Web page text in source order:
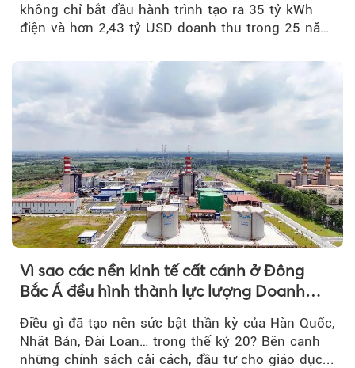
không chỉ bắt đầu hành trình tạo ra 35 tỷ kWh
điện và hơn 2,43 tỷ USD doanh thu trong 25 năm
Vì sao các nền kinh tế cất cánh ở Đông
Bắc Á đều hình thành lực lượng Doanh
Điều gì đã tạo nên sức bật thần kỳ của Hàn Quốc,
Nhật Bản, Đài Loan… trong thế kỷ 20? Bên cạnh
những chính sách cải cách, đầu tư cho giáo dục...